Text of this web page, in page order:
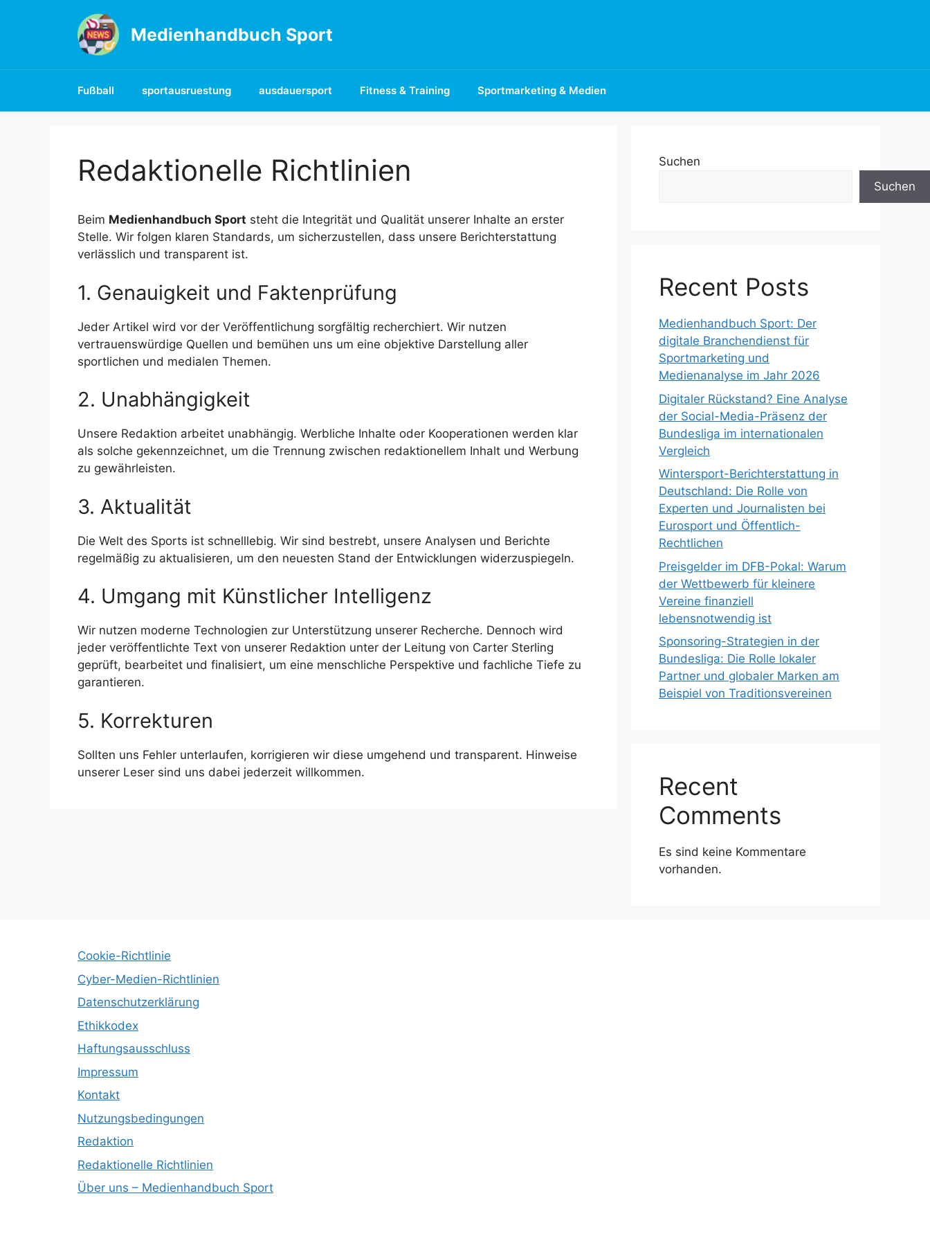
Medienhandbuch Sport
Fußball sportausruestung ausdauersport Fitness & Training Sportmarketing & Medien
Redaktionelle Richtlinien
Beim Medienhandbuch Sport steht die Integrität und Qualität unserer Inhalte an erster
Stelle. Wir folgen klaren Standards, um sicherzustellen, dass unsere Berichterstattung
verlässlich und transparent ist.
1. Genauigkeit und Faktenprüfung
Jeder Artikel wird vor der Veröffentlichung sorgfältig recherchiert. Wir nutzen
vertrauenswürdige Quellen und bemühen uns um eine objektive Darstellung aller
sportlichen und medialen Themen.
2. Unabhängigkeit
Unsere Redaktion arbeitet unabhängig. Werbliche Inhalte oder Kooperationen werden klar
als solche gekennzeichnet, um die Trennung zwischen redaktionellem Inhalt und Werbung
zu gewährleisten.
3. Aktualität
Die Welt des Sports ist schnelllebig. Wir sind bestrebt, unsere Analysen und Berichte
regelmäßig zu aktualisieren, um den neuesten Stand der Entwicklungen widerzuspiegeln.
4. Umgang mit Künstlicher Intelligenz
Wir nutzen moderne Technologien zur Unterstützung unserer Recherche. Dennoch wird
jeder veröffentlichte Text von unserer Redaktion unter der Leitung von Carter Sterling
geprüft, bearbeitet und finalisiert, um eine menschliche Perspektive und fachliche Tiefe zu
garantieren.
5. Korrekturen
Sollten uns Fehler unterlaufen, korrigieren wir diese umgehend und transparent. Hinweise
unserer Leser sind uns dabei jederzeit willkommen.
Suchen
Suchen
Recent Posts
Medienhandbuch Sport: Der
digitale Branchendienst für
Sportmarketing und
Medienanalyse im Jahr 2026
Digitaler Rückstand? Eine Analyse
der Social-Media-Präsenz der
Bundesliga im internationalen
Vergleich
Wintersport-Berichterstattung in
Deutschland: Die Rolle von
Experten und Journalisten bei
Eurosport und Öffentlich-
Rechtlichen
Preisgelder im DFB-Pokal: Warum
der Wettbewerb für kleinere
Vereine finanziell
lebensnotwendig ist
Sponsoring-Strategien in der
Bundesliga: Die Rolle lokaler
Partner und globaler Marken am
Beispiel von Traditionsvereinen
Recent
Comments
Es sind keine Kommentare
vorhanden.
Cookie-Richtlinie
Cyber-Medien-Richtlinien
Datenschutzerklärung
Ethikkodex
Haftungsausschluss
Impressum
Kontakt
Nutzungsbedingungen
Redaktion
Redaktionelle Richtlinien
Über uns – Medienhandbuch Sport